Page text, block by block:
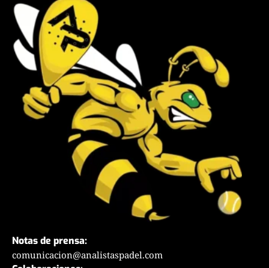
Notas de prensa:
comunicacion@analistaspadel.com